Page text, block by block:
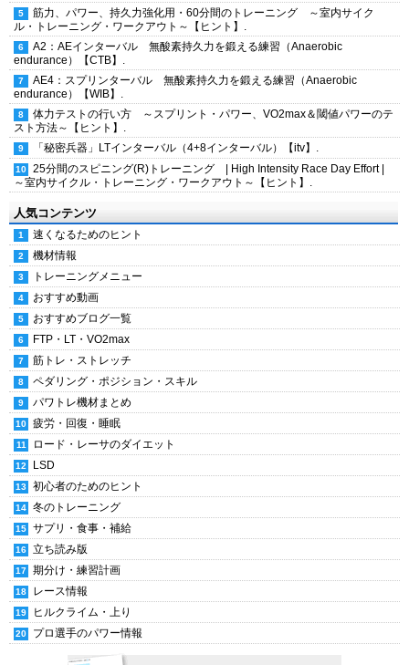
筋力、パワー、持久力強化用・60分間のトレーニング ～室内サイク
ル・トレーニング・ワークアウト～【ヒント】.
A2：AEインターバル 無酸素持久力を鍛える練習（Anaerobic
endurance）【CTB】.
AE4：スプリンターバル 無酸素持久力を鍛える練習（Anaerobic
endurance）【WIB】.
体力テストの行い方 ～スプリント・パワー、VO2max＆閾値パワーのテ
スト方法～【ヒント】.
「秘密兵器」LTインターバル（4+8インターバル）【itv】.
25分間のスピニング(R)トレーニング | High Intensity Race Day Effort |
～室内サイクル・トレーニング・ワークアウト～【ヒント】.
人気コンテンツ
速くなるためのヒント
機材情報
トレーニングメニュー
おすすめ動画
おすすめブログ一覧
FTP・LT・VO2max
筋トレ・ストレッチ
ペダリング・ポジション・スキル
パワトレ機材まとめ
疲労・回復・睡眠
ロード・レーサのダイエット
LSD
初心者のためのヒント
冬のトレーニング
サプリ・食事・補給
立ち読み版
期分け・練習計画
レース情報
ヒルクライム・上り
プロ選手のパワー情報